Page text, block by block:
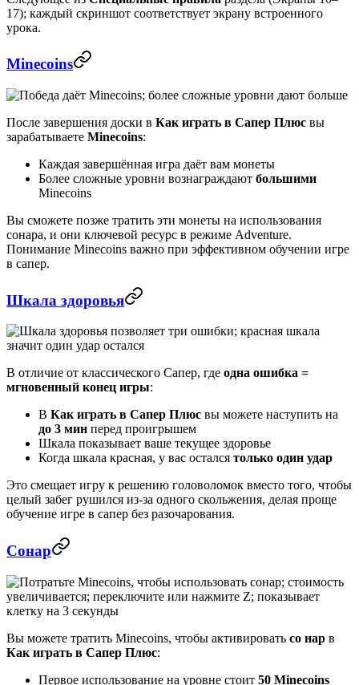
17); каждый скриншот соответствует экрану встроенного
урока.
Minecoins
После завершения доски в Как играть в Сапер Плюс вы
зарабатываете Minecoins:
Каждая завершённая игра даёт вам монеты
Более сложные уровни вознаграждают большими
Minecoins
Вы сможете позже тратить эти монеты на использования
сонара, и они ключевой ресурс в режиме Adventure.
Понимание Minecoins важно при эффективном обучении игре
в сапер.
Шкала здоровья
В отличие от классического Сапер, где одна ошибка =
мгновенный конец игры:
В Как играть в Сапер Плюс вы можете наступить на
до 3 мин перед проигрышем
Шкала показывает ваше текущее здоровье
Когда шкала красная, у вас остался только один удар
Это смещает игру к решению головоломок вместо того, чтобы
целый забег рушился из-за одного скольжения, делая проще
обучение игре в сапер без разочарования.
Сонар
Вы можете тратить Minecoins, чтобы активировать со нар в
Как играть в Сапер Плюс:
Первое использование на уровне стоит 50 Minecoins